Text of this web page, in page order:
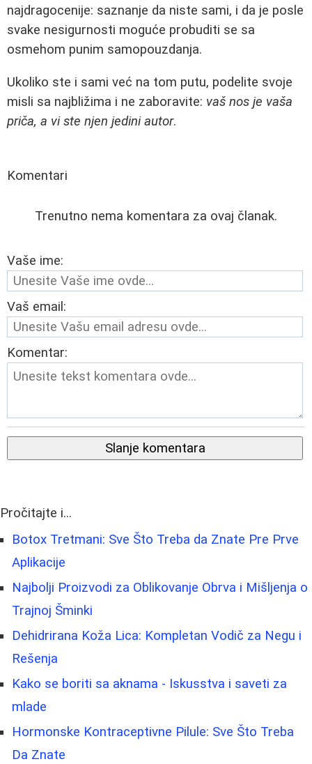
najdragocenije: saznanje da niste sami, i da je posle
svake nesigurnosti moguće probuditi se sa
osmehom punim samopouzdanja.
Ukoliko ste i sami već na tom putu, podelite svoje
misli sa najbližima i ne zaboravite: vaš nos je vaša
priča, a vi ste njen jedini autor.
Komentari
Trenutno nema komentara za ovaj članak.
Vaše ime:
Vaš email:
Komentar:
Slanje komentara
Pročitajte i...
Botox Tretmani: Sve Što Treba da Znate Pre Prve
Aplikacije
Najbolji Proizvodi za Oblikovanje Obrva i Mišljenja o
Trajnoj Šminki
Dehidrirana Koža Lica: Kompletan Vodič za Negu i
Rešenja
Kako se boriti sa aknama - Iskusstva i saveti za
mlade
Hormonske Kontraceptivne Pilule: Sve Što Treba
Da Znate